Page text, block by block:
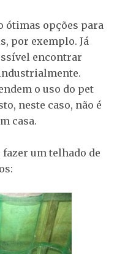
ótimas opções para
por exemplo. Já
encontrar
o uso do pet
neste caso, não é
casa.
um telhado de